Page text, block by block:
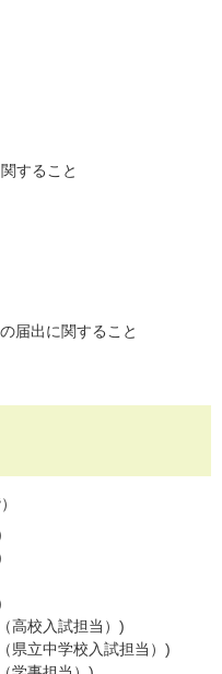
関すること
届出に関すること
高校入試担当）
県立中学校入試担当）